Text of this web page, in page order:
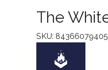
The
SKU: